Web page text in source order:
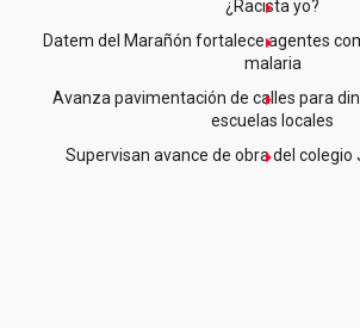
¿Racista yo?
Datem del Marañón fortalece agentes
malaria
Avanza pavimentación de calles para
escuelas locales
Supervisan avance de obra del colegio